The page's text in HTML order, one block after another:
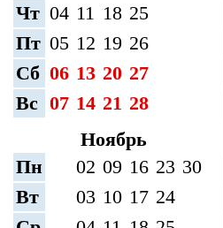
Чт 04 11 18 25
Пт 05 12 19 26
Сб 06 13 20 27
Вс 07 14 21 28
Ноябрь
Пн
02 09 16 23 30
Вт
03 10 17 24